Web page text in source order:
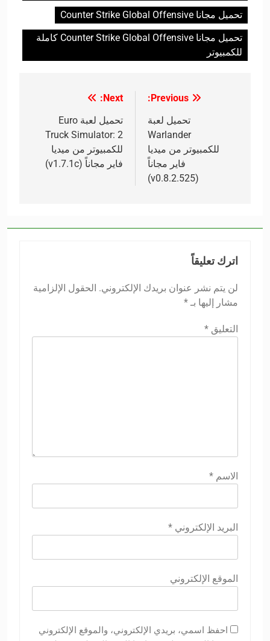
تحميل مجانا Counter Strike Global Offensive
تحميل مجانا Counter Strike Global Offensive كاملة
للكمبيوتر
المقالات
Previous:
تحميل لعبة
Warlander
للكمبيوتر من ميديا
فاير مجاناً
(v0.8.2.525)
Next:
تحميل لعبة Euro
Truck Simulator: 2
للكمبيوتر من ميديا
فاير مجاناً (v1.7.1c)
اترك تعليقاً
لن يتم نشر عنوان بريدك الإلكتروني. الحقول الإلزامية
مشار إليها بـ *
التعليق *
الاسم *
البريد الإلكتروني *
الموقع الإلكتروني
احفظ اسمي، بريدي الإلكتروني، والموقع الإلكتروني